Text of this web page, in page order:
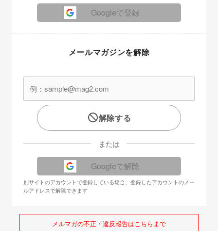
Googleで登録
メールマガジンを解除
解除する
または
Googleで解除
別サイトのアカウントで登録している場合、登録したアカウントのメー
ルアドレスで解除できます
メルマガの不正・違反報告はこちらまで